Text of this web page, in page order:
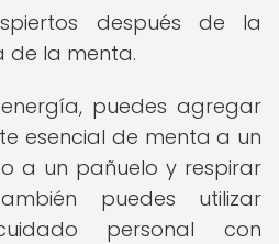
después de la
de la menta.
puedes agregar
esencial de menta a un
a un pañuelo y respirar
puedes utilizar
personal con